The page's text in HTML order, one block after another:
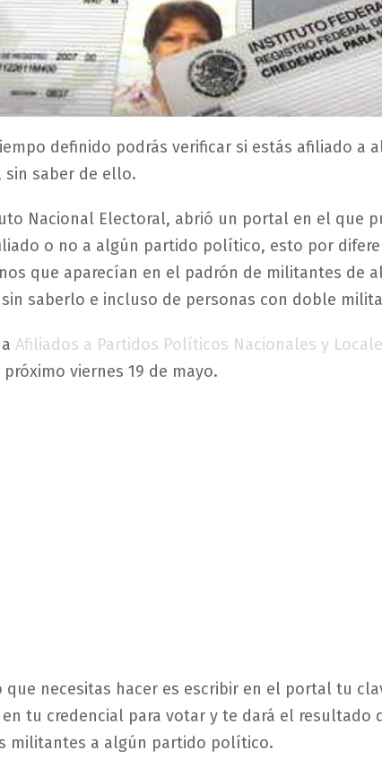
definido podrás verificar si estás afiliado a
saber de ello.
Nacional Electoral, abrió un portal en el que
o no a algún partido político, esto por
que aparecían en el padrón de militantes de
saberlo e incluso de personas con doble
Afiliados a Partidos Políticos Nacionales y
viernes 19 de mayo.
que necesitas hacer es escribir en el portal tu
en tu credencial para votar y te dará el resultado
militantes a algún partido político.